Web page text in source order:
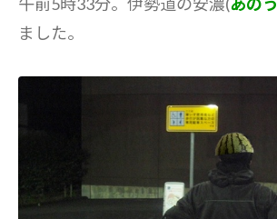
ました。